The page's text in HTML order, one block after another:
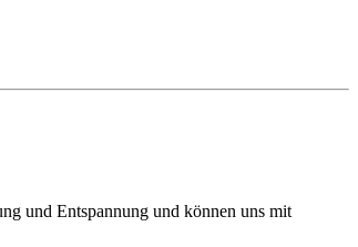
und Entspannung und können uns mit